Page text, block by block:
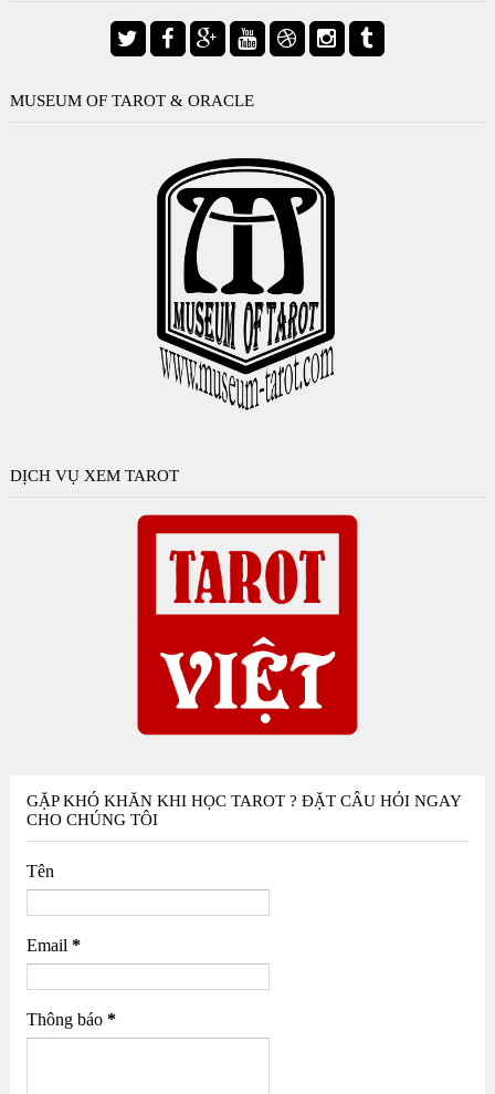
MUSEUM OF TAROT & ORACLE
DỊCH VỤ XEM TAROT
GẶP KHÓ KHĂN KHI HỌC TAROT ? ĐẶT CÂU HỎI NGAY
CHO CHÚNG TÔI
Tên
Email *
Thông báo *